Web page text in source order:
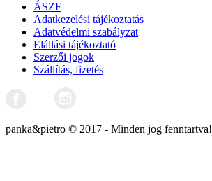
ÁSZF
Adatkezelési tájékoztatás
Adatvédelmi szabályzat
Elállási tájékoztató
Szerzői jogok
Szállítás, fizetés
panka&pietro © 2017 - Minden jog fenntartva!